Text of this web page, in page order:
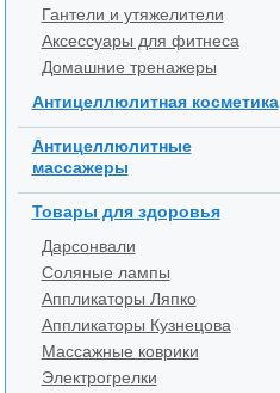
Гантели и утяжелители
Аксессуары для фитнеса
Домашние тренажеры
Антицеллюлитная косметика
Антицеллюлитные
массажеры
Товары для здоровья
Дарсонвали
Соляные лампы
Аппликаторы Ляпко
Аппликаторы Кузнецова
Массажные коврики
Электрогрелки